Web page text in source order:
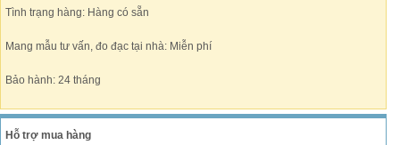
Tình trạng hàng: Hàng có sẵn
Mang mẫu tư vấn, đo đạc tại nhà: Miễn phí
Bảo hành: 24 tháng
Hỗ trợ mua hàng